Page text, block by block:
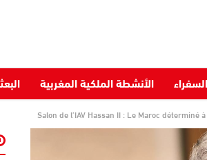
السفراء الأنشطة الملكية المغربية
Salon de l’IAV Hassan II : Le Maroc